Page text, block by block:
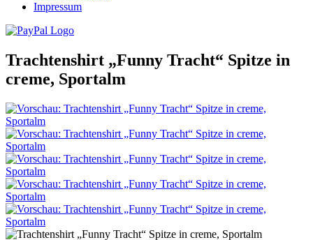
Impressum
Trachtenshirt „Funny Tracht“ Spitze in
creme, Sportalm